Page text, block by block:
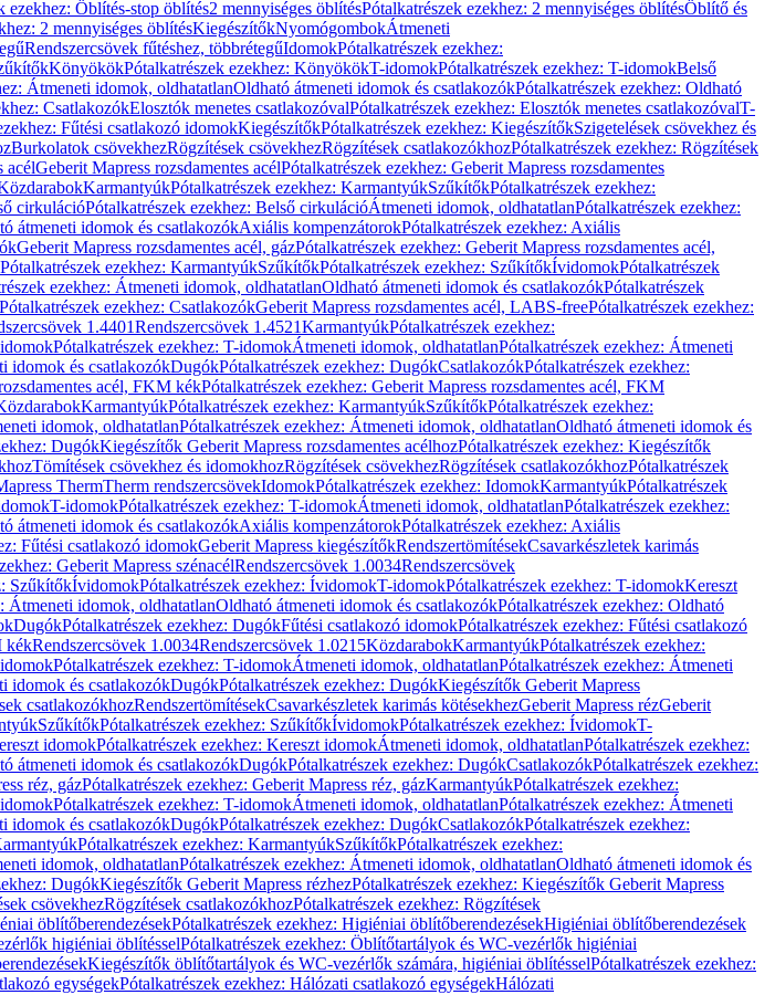
ezekhez: Öblítés-stop öblítés2 mennyiséges öblítésPótalkatrészek ezekhez: 2 mennyiséges öblítésÖblítő és
2 mennyiséges öblítésKiegészítőkNyomógombokÁtmeneti
Rendszercsövek fűtéshez, többrétegűIdomokPótalkatrészek ezekhez:
KönyökökPótalkatrészek ezekhez: KönyökökT-idomokPótalkatrészek ezekhez: T-idomokBelső
Átmeneti idomok, oldhatatlanOldható átmeneti idomok és csatlakozókPótalkatrészek ezekhez: Oldható
CsatlakozókElosztók menetes csatlakozóvalPótalkatrészek ezekhez: Elosztók menetes csatlakozóvalT-
Fűtési csatlakozó idomokKiegészítőkPótalkatrészek ezekhez: KiegészítőkSzigetelések csövekhez és
Burkolatok csövekhezRögzítések csövekhezRögzítések csatlakozókhozPótalkatrészek ezekhez: Rögzítések
acélGeberit Mapress rozsdamentes acélPótalkatrészek ezekhez: Geberit Mapress rozsdamentes
KarmantyúkPótalkatrészek ezekhez: KarmantyúkSzűkítőkPótalkatrészek ezekhez:
cirkulációPótalkatrészek ezekhez: Belső cirkulációÁtmeneti idomok, oldhatatlanPótalkatrészek ezekhez:
átmeneti idomok és csatlakozókAxiális kompenzátorokPótalkatrészek ezekhez: Axiális
Geberit Mapress rozsdamentes acél, gázPótalkatrészek ezekhez: Geberit Mapress rozsdamentes acél,
Pótalkatrészek ezekhez: KarmantyúkSzűkítőkPótalkatrészek ezekhez: SzűkítőkÍvidomokPótalkatrészek
ezekhez: Átmeneti idomok, oldhatatlanOldható átmeneti idomok és csatlakozókPótalkatrészek
Pótalkatrészek ezekhez: CsatlakozókGeberit Mapress rozsdamentes acél, LABS-freePótalkatrészek ezekhez:
1.4401Rendszercsövek 1.4521KarmantyúkPótalkatrészek ezekhez:
Pótalkatrészek ezekhez: T-idomokÁtmeneti idomok, oldhatatlanPótalkatrészek ezekhez: Átmeneti
idomok és csatlakozókDugókPótalkatrészek ezekhez: DugókCsatlakozókPótalkatrészek ezekhez:
acél, FKM kékPótalkatrészek ezekhez: Geberit Mapress rozsdamentes acél, FKM
KarmantyúkPótalkatrészek ezekhez: KarmantyúkSzűkítőkPótalkatrészek ezekhez:
idomok, oldhatatlanPótalkatrészek ezekhez: Átmeneti idomok, oldhatatlanOldható átmeneti idomok és
DugókKiegészítők Geberit Mapress rozsdamentes acélhozPótalkatrészek ezekhez: Kiegészítők
Tömítések csövekhez és idomokhozRögzítések csövekhezRögzítések csatlakozókhozPótalkatrészek
ThermTherm rendszercsövekIdomokPótalkatrészek ezekhez: IdomokKarmantyúkPótalkatrészek
T-idomokPótalkatrészek ezekhez: T-idomokÁtmeneti idomok, oldhatatlanPótalkatrészek ezekhez:
átmeneti idomok és csatlakozókAxiális kompenzátorokPótalkatrészek ezekhez: Axiális
Fűtési csatlakozó idomokGeberit Mapress kiegészítőkRendszertömítésekCsavarkészletek karimás
Geberit Mapress szénacélRendszercsövek 1.0034Rendszercsövek
SzűkítőkÍvidomokPótalkatrészek ezekhez: ÍvidomokT-idomokPótalkatrészek ezekhez: T-idomokKereszt
Átmeneti idomok, oldhatatlanOldható átmeneti idomok és csatlakozókPótalkatrészek ezekhez: Oldható
DugókPótalkatrészek ezekhez: DugókFűtési csatlakozó idomokPótalkatrészek ezekhez: Fűtési csatlakozó
kékRendszercsövek 1.0034Rendszercsövek 1.0215KözdarabokKarmantyúkPótalkatrészek ezekhez:
Pótalkatrészek ezekhez: T-idomokÁtmeneti idomok, oldhatatlanPótalkatrészek ezekhez: Átmeneti
idomok és csatlakozókDugókPótalkatrészek ezekhez: DugókKiegészítők Geberit Mapress
csatlakozókhozRendszertömítésekCsavarkészletek karimás kötésekhezGeberit Mapress rézGeberit
SzűkítőkPótalkatrészek ezekhez: SzűkítőkÍvidomokPótalkatrészek ezekhez: ÍvidomokT-
idomokPótalkatrészek ezekhez: Kereszt idomokÁtmeneti idomok, oldhatatlanPótalkatrészek ezekhez:
átmeneti idomok és csatlakozókDugókPótalkatrészek ezekhez: DugókCsatlakozókPótalkatrészek ezekhez:
réz, gázPótalkatrészek ezekhez: Geberit Mapress réz, gázKarmantyúkPótalkatrészek ezekhez:
Pótalkatrészek ezekhez: T-idomokÁtmeneti idomok, oldhatatlanPótalkatrészek ezekhez: Átmeneti
idomok és csatlakozókDugókPótalkatrészek ezekhez: DugókCsatlakozókPótalkatrészek ezekhez:
Pótalkatrészek ezekhez: KarmantyúkSzűkítőkPótalkatrészek ezekhez:
idomok, oldhatatlanPótalkatrészek ezekhez: Átmeneti idomok, oldhatatlanOldható átmeneti idomok és
DugókKiegészítők Geberit Mapress rézhezPótalkatrészek ezekhez: Kiegészítők Geberit Mapress
csövekhezRögzítések csatlakozókhozPótalkatrészek ezekhez: Rögzítések
öblítőberendezésekPótalkatrészek ezekhez: Higiéniai öblítőberendezésekHigiéniai öblítőberendezések
higiéniai öblítésselPótalkatrészek ezekhez: Öblítőtartályok és WC-vezérlők higiéniai
Kiegészítők öblítőtartályok és WC-vezérlők számára, higiéniai öblítésselPótalkatrészek ezekhez:
egységekPótalkatrészek ezekhez: Hálózati csatlakozó egységekHálózati